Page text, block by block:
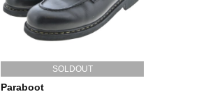
SOLDOUT
Paraboot